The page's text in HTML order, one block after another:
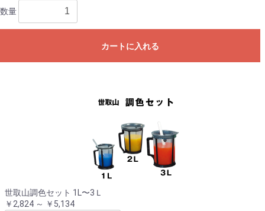
数量
カートに入れる
世取山調色セット 1L〜3Ｌ
￥2,824 ～ ￥5,134